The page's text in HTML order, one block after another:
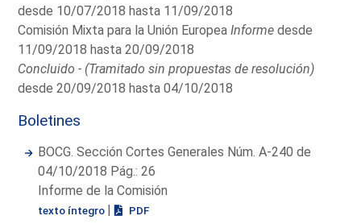
desde 10/07/2018 hasta 11/09/2018
Comisión Mixta para la Unión EuropeaInforme desde
11/09/2018 hasta 20/09/2018
Concluido - (Tramitado sin propuestas de resolución)
desde 20/09/2018 hasta 04/10/2018
Boletines
BOCG. Sección Cortes Generales Núm. A-240 de
04/10/2018 Pág.: 26
Informe de la Comisión
texto íntegro | PDF